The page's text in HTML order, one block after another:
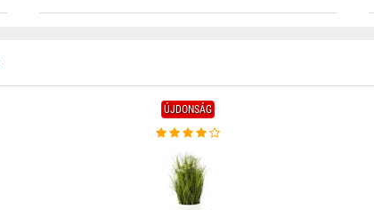
ÚJDONSÁG